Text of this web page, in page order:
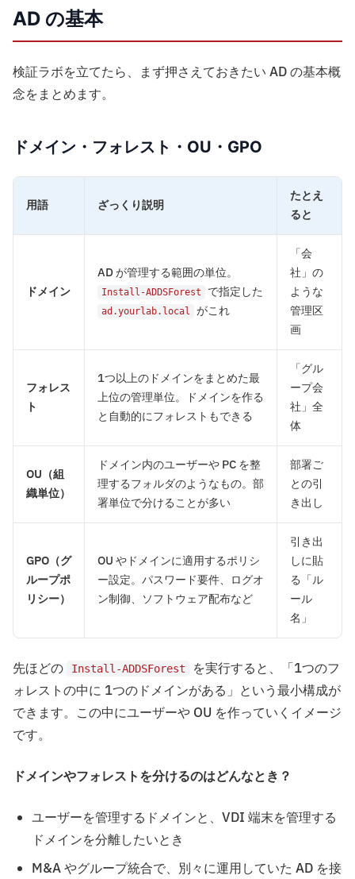
AD の基本
検証ラボを立てたら、まず押さえておきたい AD の基本概
念をまとめます。
ドメイン・フォレスト・OU・GPO
用語 ざっくり説明
たとえ
ると
ドメイン
AD が管理する範囲の単位。
Install-ADDSForest で指定した
ad.yourlab.local がこれ
「会
社」の
ような
管理区
画
フォレス
ト
1つ以上のドメインをまとめた最
上位の管理単位。ドメインを作る
と自動的にフォレストもできる
「グル
ープ会
社」全
体
OU（組
織単位）
ドメイン内のユーザーや PC を整
理するフォルダのようなもの。部
署単位で分けることが多い
部署ご
との引
き出し
GPO（グ
ループポ
リシー）
OU やドメインに適用するポリシ
ー設定。パスワード要件、ログオ
ン制御、ソフトウェア配布など
引き出
しに貼
る「ル
ール
名」
先ほどの Install-ADDSForest
を実行すると、「1つのフ
ォレストの中に 1つのドメインがある」という最小構成が
できます。この中にユーザーや OU を作っていくイメージ
です。
ドメインやフォレストを分けるのはどんなとき？
ユーザーを管理するドメインと、VDI 端末を管理する
ドメインを分離したいとき
M&A やグループ統合で、別々に運用していた AD を接